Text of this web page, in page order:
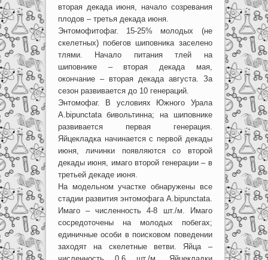
вторая декада июня, начало созревания
плодов – третья декада июня.
Энтомофитофаг. 15-25% молодых (не
скелетных) побегов шиповника заселено
тлями. Начало питания тлей на
шиповнике – вторая декада мая,
окончание – вторая декада августа. За
сезон развивается до 10 генераций.
Энтомофаг. В условиях Южного Урала
A.bipunctata бивольтинна; на шиповнике
развивается первая генерация.
Яйцекладка начинается с первой декады
июня, личинки появляются со второй
декады июня, имаго второй генерации – в
третьей декаде июня.
На модельном участке обнаружены все
стадии развития энтомофага A.bipunctata.
Имаго – численность 4-8 шт./м. Имаго
сосредоточены на молодых побегах;
единичные особи в поисковом поведении
заходят на скелетные ветви. Яйца –